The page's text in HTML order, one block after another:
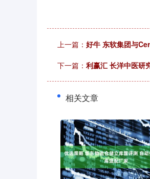
上一篇： 好牛 东软集团与
下一篇： 利赢汇 长洋中医研
相关文章